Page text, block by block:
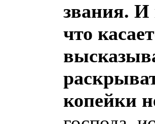
звания. И
что
копейки